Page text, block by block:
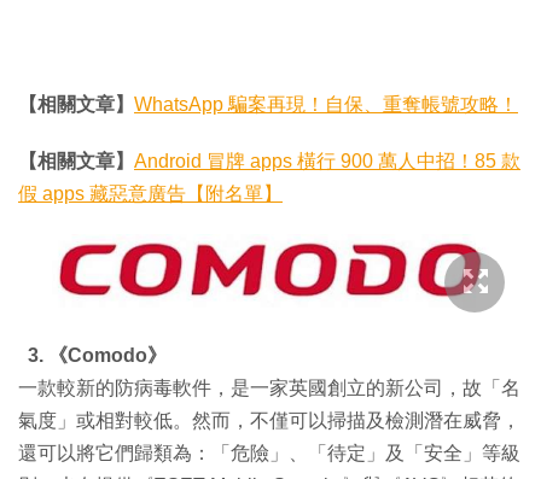
【相關文章】 WhatsApp 騙案再現！自保、重奪帳號攻略！
【相關文章】 Android 冒牌 apps 橫行 900 萬人中招！85 款
假 apps 藏惡意廣告【附名單】
3. 《Comodo》
一款較新的防病毒軟件，是一家英國創立的新公司，故「名
氣度」或相對較低。然而，不僅可以掃描及檢測潛在威脅，
還可以將它們歸類為：「危險」、「待定」及「安全」等級